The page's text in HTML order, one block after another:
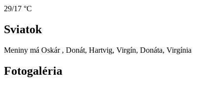
29/17 °C
Sviatok
Meniny má Oskár , Donát, Hartvig, Virgín, Donáta, Virgínia
Fotogaléria